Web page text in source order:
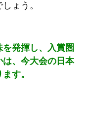
ょう。
発揮し、入賞圏
、今大会の日本
す。